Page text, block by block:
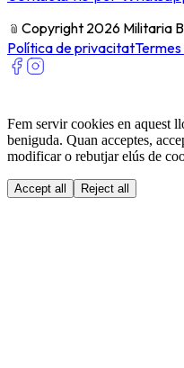
﹫ Copyright 2026 Militaria
Política de privacitatTermes
Fem servir cookies en aquest
beniguda. Quan acceptes,
modificar o rebutjar elús de
Accept all Reject all